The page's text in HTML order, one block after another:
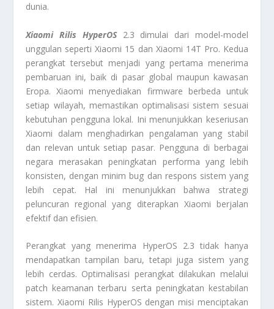
dunia.
Xiaomi Rilis HyperOS2.3 dimulai dari model-model
unggulan seperti Xiaomi 15 dan Xiaomi 14T Pro. Kedua
perangkat tersebut menjadi yang pertama menerima
pembaruan ini, baik di pasar global maupun kawasan
Eropa. Xiaomi menyediakan firmware berbeda untuk
setiap wilayah, memastikan optimalisasi sistem sesuai
kebutuhan pengguna lokal. Ini menunjukkan keseriusan
Xiaomi dalam menghadirkan pengalaman yang stabil
dan relevan untuk setiap pasar. Pengguna di berbagai
negara merasakan peningkatan performa yang lebih
konsisten, dengan minim bug dan respons sistem yang
lebih cepat. Hal ini menunjukkan bahwa strategi
peluncuran regional yang diterapkan Xiaomi berjalan
efektif dan efisien.
Perangkat yang menerima HyperOS 2.3 tidak hanya
mendapatkan tampilan baru, tetapi juga sistem yang
lebih cerdas. Optimalisasi perangkat dilakukan melalui
patch keamanan terbaru serta peningkatan kestabilan
sistem. Xiaomi Rilis HyperOS dengan misi menciptakan